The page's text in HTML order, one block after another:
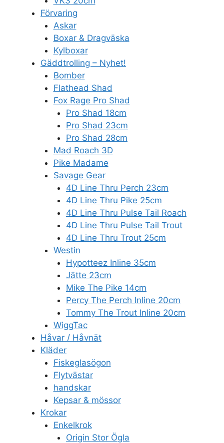
Förvaring
Askar
Boxar & Dragväska
Kylboxar
Gäddtrolling – Nyhet!
Bomber
Flathead Shad
Fox Rage Pro Shad
Pro Shad 18cm
Pro Shad 23cm
Pro Shad 28cm
Mad Roach 3D
Pike Madame
Savage Gear
4D Line Thru Perch 23cm
4D Line Thru Pike 25cm
4D Line Thru Pulse Tail Roach
4D Line Thru Pulse Tail Trout
4D Line Thru Trout 25cm
Westin
Hypotteez Inline 35cm
Jätte 23cm
Mike The Pike 14cm
Percy The Perch Inline 20cm
Tommy The Trout Inline 20cm
WiggTac
Håvar / Håvnät
Kläder
Fiskeglasögon
Flytvästar
handskar
Kepsar & mössor
Krokar
Enkelkrok
Origin Stor Ögla